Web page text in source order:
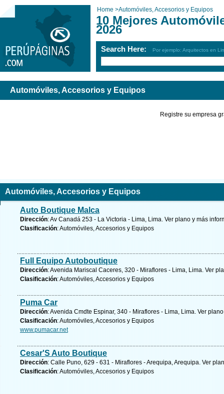
Home >Automóviles, Accesorios y Equipos
10 Mejores
2026
Search Here: Por ejemplo: Arquitectos en
Automóviles, Accesorios y Equipos
Registre su empresa
Automóviles, Accesorios y Equipos
Auto Boutique Malca
Dirección: Av Canadá 253 - La Victoria - Lima, Lima. Ver plano y más
Clasificación: Automóviles, Accesorios y Equipos
Full Equipo Autoboutique
Dirección: Avenida Mariscal Caceres, 320 - Miraflores - Lima, Lima. Ver
Clasificación: Automóviles, Accesorios y Equipos
Puma Car
Dirección: Avenida Cmdte Espinar, 340 - Miraflores - Lima, Lima. Ver
Clasificación: Automóviles, Accesorios y Equipos
www.pumacar.net
Cesar'S Auto Boutique
Dirección: Calle Puno, 629 - 631 - Miraflores - Arequipa, Arequipa. Ver
Clasificación: Automóviles, Accesorios y Equipos